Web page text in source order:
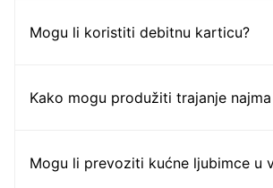
Mogu li koristiti debitnu karticu?
Kako mogu produžiti trajanje
Mogu li prevoziti kućne ljubimce u